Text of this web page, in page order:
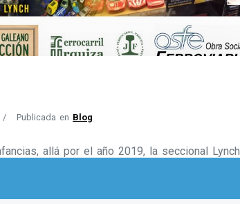
Publicada en Blog
allá por el año 2019, la seccional Lynch